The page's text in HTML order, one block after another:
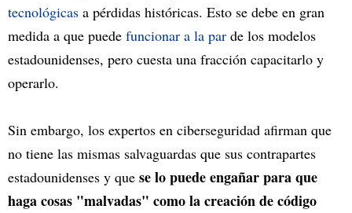
tecnológicas a pérdidas históricas. Esto se debe en gran
medida a que puede funcionar a la par de los modelos
estadounidenses, pero cuesta una fracción capacitarlo y
operarlo.
Sin embargo, los expertos en ciberseguridad afirman que
no tiene las mismas salvaguardas que sus contrapartes
estadounidenses y que se lo puede engañar para que
haga cosas "malvadas" como la creación de código